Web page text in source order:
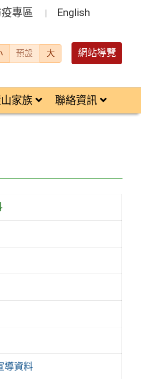
疫專區 English
預設 大 網站導覽
家族 聯絡資訊
導資料